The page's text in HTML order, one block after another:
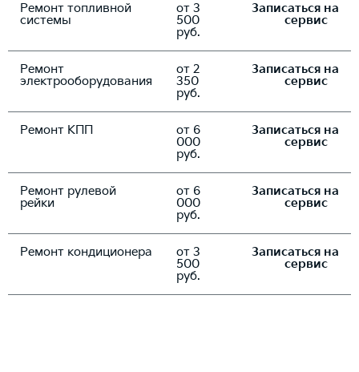
Ремонт топливной
системы
от 3
500
руб.
Записаться на
сервис
Ремонт
электрооборудования
от 2
350
руб.
Записаться на
сервис
Ремонт КПП от 6
000
руб.
Записаться на
сервис
Ремонт рулевой
рейки
от 6
000
руб.
Записаться на
сервис
Ремонт кондиционера от 3
500
руб.
Записаться на
сервис